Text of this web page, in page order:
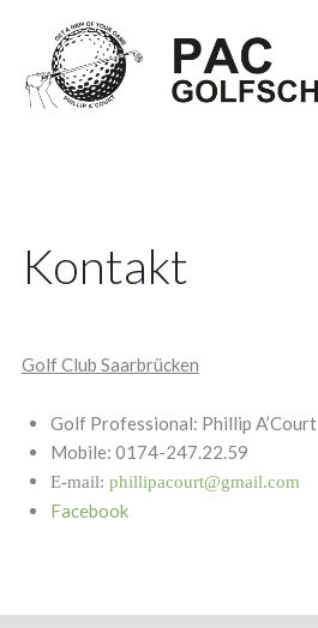
Kontakt
Golf Club Saarbrücken
Golf Professional: Phillip A’Court
Mobile: 0174-247.22.59
E-mail: phillipacourt@gmail.com
Facebook